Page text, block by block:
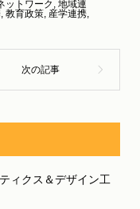
ットワーク , 地域連
, 教育政策, 産学連携,
ィクス＆デザイン工